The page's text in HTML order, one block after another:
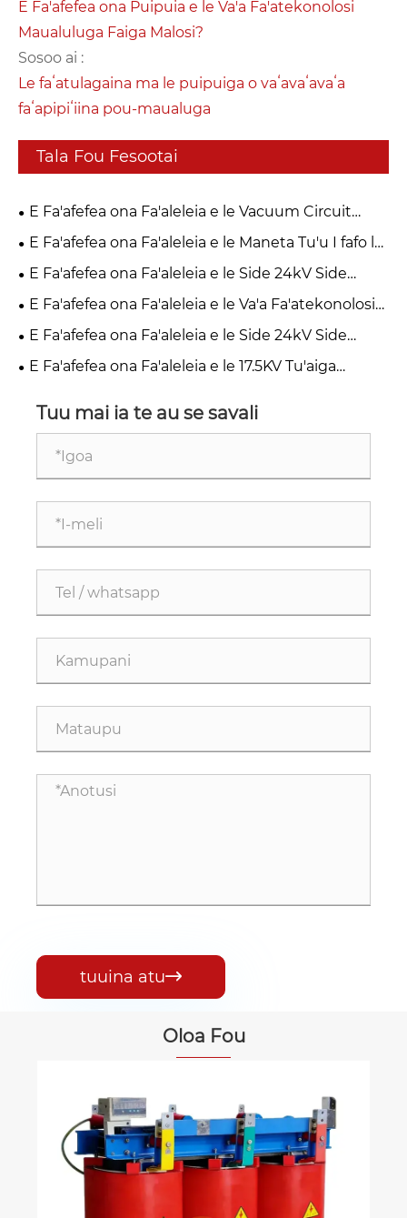
E Fa'afefea ona Puipuia e le Va'a Fa'atekonolosi
Maualuluga Faiga Malosi?
Sosoo ai :
Le faʻatulagaina ma le puipuiga o vaʻavaʻavaʻa
faʻapipiʻiina pou-maualuga
Tala Fou Fesootai
E Fa'afefea ona Fa'aleleia e le Vacuum Circuit
Breaker 27.5KV Tasi Tasi Pole Vacuum Circuit
malosi?
E Fa'afefea ona Fa'aleleia e le Maneta Tu'u I fafo le
Fa'alagolagoina o le Tufatufaina?
E Fa'afefea ona Fa'aleleia e le Side 24kV Side
Mounted Vacuum Circuit Breaker le Puipuiga o le
E Fa'afefea ona Fa'aleleia e le Va'a Fa'atekonolosi
Malosi Maualuga le Saogalemu ma Fa'amaoni?
E Fa'afefea ona Fa'aleleia e le Side 24kV Side
Mounted Vacuum Circuit Breaker le Saogalemu
Fa'atonuga ole Malosiaga Medium Voltage?
E Fa'afefea ona Fa'aleleia e le 17.5KV Tu'aiga
Malosiaga?
Tuu mai ia te au se savali
tuuina atu
Oloa Fou